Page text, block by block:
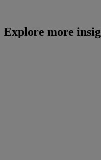
Explore more